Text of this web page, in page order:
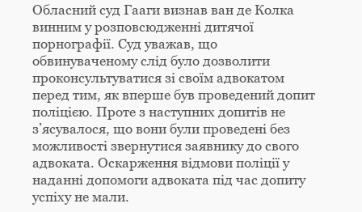
Обласний суд Гааги визнав ван де Колка
винним у розповсюдженні дитячої
порнографії. Суд уважав, що
обвинуваченому слід було дозволити
проконсультуватися зі своїм адвокатом
перед тим, як вперше був проведений допит
поліцією. Проте з наступних допитів не
з’ясувалося, що вони були проведені без
можливості звернутися заявнику до свого
адвоката. Оскарження відмови поліції у
наданні допомоги адвоката під час допиту
успіху не мали.